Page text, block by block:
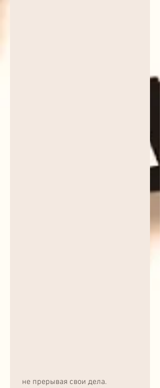
не прерывая свои дела.